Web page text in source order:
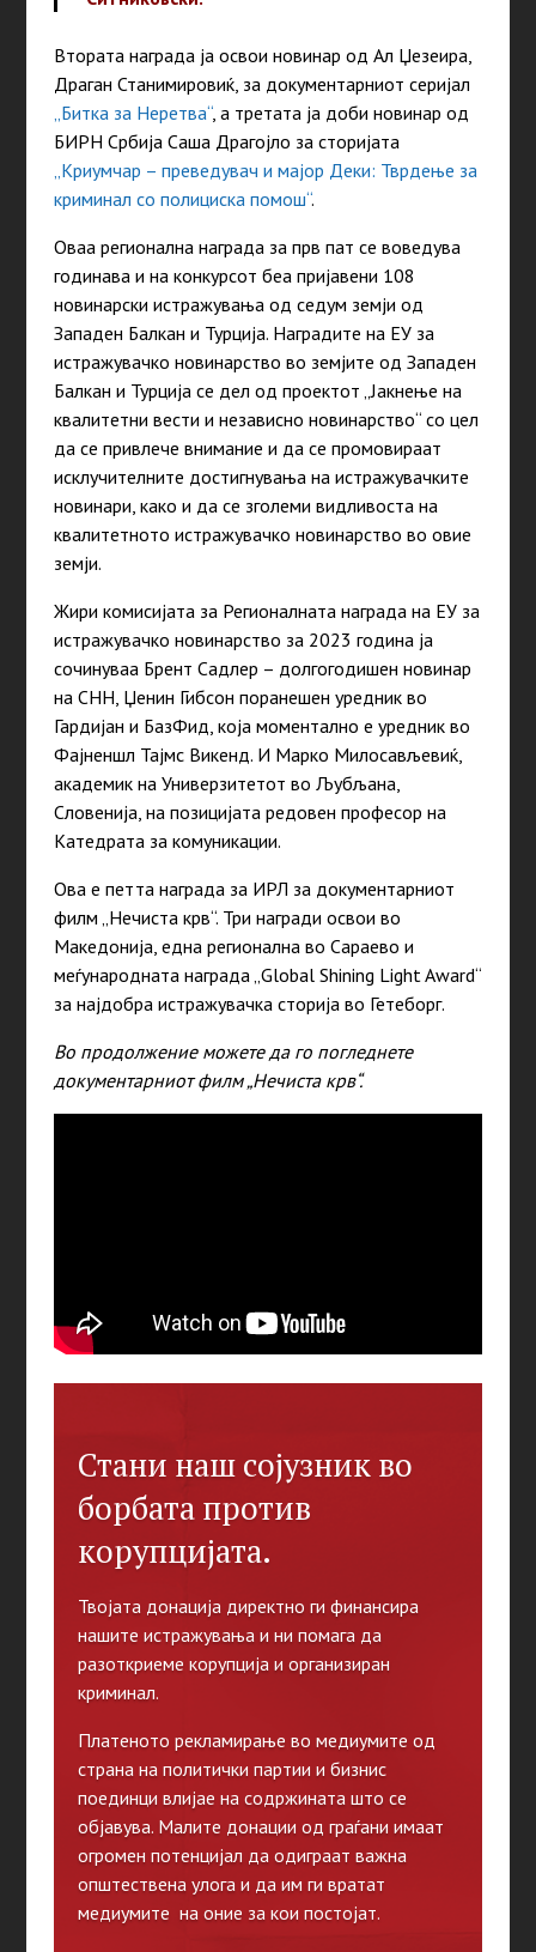
Втората награда ја освои новинар од Ал Џезеира,
Драган Станимировиќ, за документарниот серијал
„Битка за Неретва“, а третата ја доби новинар од
БИРН Србија Саша Драгојло за сторијата
„Криумчар – преведувач и мајор Деки: Тврдење за
криминал со полициска помош“.
Оваа регионална награда за прв пат се воведува
годинава и на конкурсот беа пријавени 108
новинарски истражувања од седум земји од
Западен Балкан и Турција. Наградите на ЕУ за
истражувачко новинарство во земјите од Западен
Балкан и Турција се дел од проектот „Јакнење на
квалитетни вести и независно новинарство“ со цел
да се привлече внимание и да се промовираат
исклучителните достигнувања на истражувачките
новинари, како и да се зголеми видливоста на
квалитетното истражувачко новинарство во овие
земји.
Жири комисијата за Регионалната награда на ЕУ за
истражувачко новинарство за 2023 година ја
сочинуваа Брент Садлер – долгогодишен новинар
на СНН, Џенин Гибсон поранешен уредник во
Гардијан и БазФид, која моментално е уредник во
Фајненшл Тајмс Викенд. И Марко Милосављевиќ,
академик на Универзитетот во Љубљана,
Словенија, на позицијата редовен професор на
Катедрата за комуникации.
Ова е петта награда за ИРЛ за документарниот
филм „Нечиста крв“. Три награди освои во
Македонија, една регионална во Сараево и
меѓународната награда „ Global Shining Light Award“
за најдобра истражувачка сторија во Гетеборг.
Во продолжение можете да го погледнете
документарниот филм „Нечиста крв“.
Стани наш сојузник во
борбата против
корупцијата.
Твојата донација директно ги финансира
нашите истражувања и ни помага да
разоткриеме корупција и организиран
криминал.
Платеното рекламирање во медиумите од
страна на политички партии и бизнис
поединци влијае на содржината што се
објавува. Малите донации од граѓани имаат
огромен потенцијал да одиграат важна
општествена улога и да им ги вратат
медиумите на оние за кои постојат.